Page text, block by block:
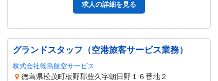
求人の詳細を見る
グランドスタッフ（空港旅客サービス業務）
株式会社徳島航空サービス
徳島県松茂町板野郡豊久字朝日野１６番地２